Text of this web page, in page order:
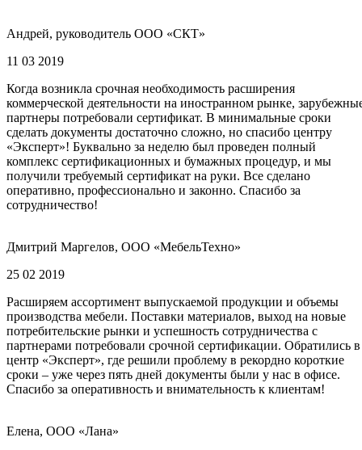
Андрей, руководитель ООО «СКТ»
11 03 2019
Когда возникла срочная необходимость расширения
коммерческой деятельности на иностранном рынке,
партнеры потребовали сертификат. В минимальные сроки
сделать документы достаточно сложно, но спасибо центру
«Эксперт»! Буквально за неделю был проведен полный
комплекс сертификационных и бумажных процедур, и мы
получили требуемый сертификат на руки. Все сделано
оперативно, профессионально и законно. Спасибо за
сотрудничество!
Дмитрий Маргелов, ООО «МебельТехно»
25 02 2019
Расширяем ассортимент выпускаемой продукции и объемы
производства мебели. Поставки материалов, выход на новые
потребительские рынки и успешность сотрудничества с
партнерами потребовали срочной сертификации. Обратились в
центр «Эксперт», где решили проблему в рекордно короткие
сроки – уже через пять дней документы были у нас в офисе.
Спасибо за оперативность и внимательность к клиентам!
Елена, ООО «Лана»